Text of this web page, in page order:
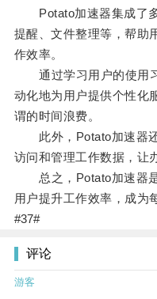
Potato加速器集成了多
提醒、文件整理等，帮助
作效率。
通过学习用户的使用习
动化地为用户提供个性化
谓的时间浪费。
此外，Potato加速器还
访问和管理工作数据，让
总之，Potato加速器是
用户提升工作效率，成为
#37#
评论
游客